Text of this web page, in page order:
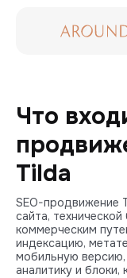
Что
Tilda
SEO-продвижение
сайта,
коммерческим
индексацию,
мобильную версию,
аналитику и блоки,